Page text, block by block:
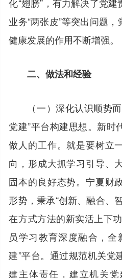
业务“两张皮”等突出问题
健康发展的作用不断增强。
二、做法和经验
（一）深化认识顺势
党建”平台构建思想。新时
做人的工作。就是要树立
向，形成大抓学习引导、
固本的良好态势。宁夏财
形势，秉承“创新、融合、
在方式方法的新实活上下
员学习教育深度融合，全
建”平台。通过规范机关党
建主体责任，建立机关